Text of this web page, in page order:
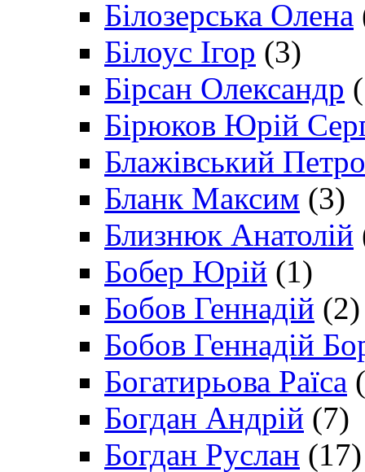
Білозерська Олена
Білоус Ігор (3)
Бірсан Олександр
Бірюков Юрій
Блажівський Петро
Бланк Максим (3)
Близнюк Анатолій
Бобер Юрій (1)
Бобов Геннадій (2)
Бобов Геннадій
Богатирьова Раїса
Богдан Андрій (7)
Богдан Руслан (17)